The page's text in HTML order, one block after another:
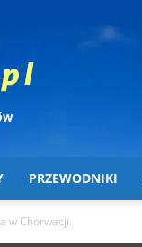
PRZEWODNIKI
w Chorwacji.